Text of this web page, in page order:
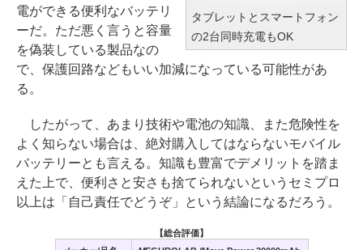
タブレットとスマートフォン
の2台同時充電もOK
電ができる便利なバッテリ
ーだ。ただ悪く言うと容量
を偽装している製品なの
で、保護回路などもいい加減になっている可能性があ
る。
したがって、あまり技術や電池の知識、また危険性を
よく知らない場合は、絶対購入してはならないモバイル
バッテリーとも言える。知識も豊富でデメリットを踏ま
えた上で、便利さと安さも捨てられないというセミプロ
以上は「自己責任でどうぞ」という結論になるだろう。
【総合評価】